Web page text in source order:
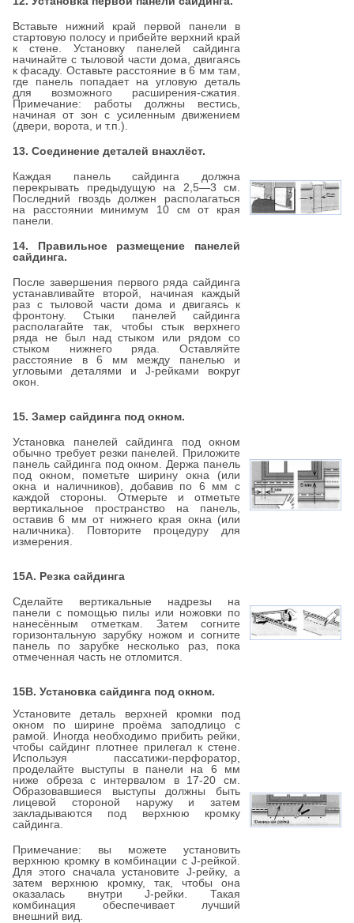
Вставьте нижний край первой панели в
стартовую полосу и прибейте верхний край
к стене. Установку панелей сайдинга
начинайте с тыловой части дома, двигаясь
к фасаду. Оставьте расстояние в 6 мм там,
где панель попадает на угловую деталь
для возможного расширения-сжатия.
Примечание: работы должны вестись,
начиная от зон с усиленным движением
(двери, ворота, и т.п.).
13. Соединение деталей внахлёст.
Каждая панель сайдинга должна
перекрывать предыдущую на 2,5—3 см.
Последний гвоздь должен располагаться
на расстоянии минимум 10 см от края
панели.
14. Правильное размещение панелей
сайдинга.
После завершения первого ряда сайдинга
устанавливайте второй, начиная каждый
раз с тыловой части дома и двигаясь к
фронтону. Стыки панелей сайдинга
располагайте так, чтобы стык верхнего
ряда не был над стыком или рядом со
стыком нижнего ряда. Оставляйте
расстояние в 6 мм между панелью и
угловыми деталями и J-рейками вокруг
окон.
15. Замер сайдинга под окном.
Установка панелей сайдинга под окном
обычно требует резки панелей. Приложите
панель сайдинга под окном. Держа панель
под окном, пометьте ширину окна (или
окна и наличников), добавив по 6 мм с
каждой стороны. Отмерьте и отметьте
вертикальное пространство на панель,
оставив 6 мм от нижнего края окна (или
наличника). Повторите процедуру для
измерения.
15А. Резка сайдинга
Сделайте вертикальные надрезы на
панели с помощью пилы или ножовки по
нанесённым отметкам. Затем согните
горизонтальную зарубку ножом и согните
панель по зарубке несколько раз, пока
отмеченная часть не отломится.
15В. Установка сайдинга под окном.
Установите деталь верхней кромки под
окном по ширине проёма заподлицо с
рамой. Иногда необходимо прибить рейки,
чтобы сайдинг плотнее прилегал к стене.
Используя пассатижи-перфоратор,
проделайте выступы в панели на 6 мм
ниже обреза с интервалом в 17-20 см.
Образовавшиеся выступы должны быть
лицевой стороной наружу и затем
закладываются под верхнюю кромку
сайдинга.
Примечание: вы можете установить
верхнюю кромку в комбинации c J-рейкой.
Для этого сначала установите J-рейку, а
затем верхнюю кромку, так, чтобы она
оказалась внутри J-рейки. Такая
комбинация обеспечивает лучший
внешний вид.